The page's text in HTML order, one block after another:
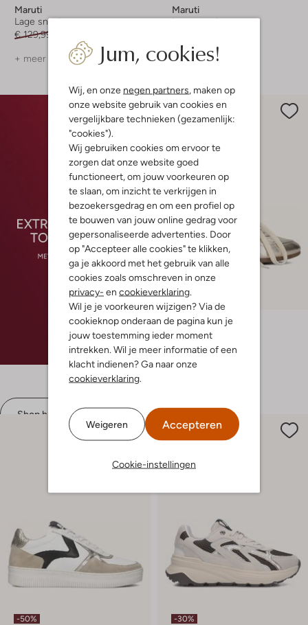
Jum, cookies!
Wij, en onze negen partners, maken op
onze website gebruik van cookies en
vergelijkbare technieken (gezamenlijk:
"cookies").
Wij gebruiken cookies om ervoor te
zorgen dat onze website goed
functioneert, om jouw voorkeuren op
te slaan, om inzicht te verkrijgen in
bezoekersgedrag en om een profiel op
te bouwen van jouw online gedrag voor
gepersonaliseerde advertenties. Door
op "Accepteer alle cookies" te klikken,
ga je akkoord met het gebruik van alle
cookies zoals omschreven in onze
privacy- en cookieverklaring.
Wil je je voorkeuren wijzigen? Via de
cookieknop onderaan de pagina kun je
jouw toestemming ieder moment
intrekken. Wil je meer informatie of een
klacht indienen? Ga naar onze
cookieverklaring.
Weigeren Accepteren
Cookie-instellingen
Maruti
Lage sneakers
€ 129,99
+ meer kleuren
Maruti
Lage sneakers
+ meer kleuren
Shop hier
-50%
Maruti
Lage sneakers
€ 149,99 € 74,99
+ meer kleuren
-50% -30%